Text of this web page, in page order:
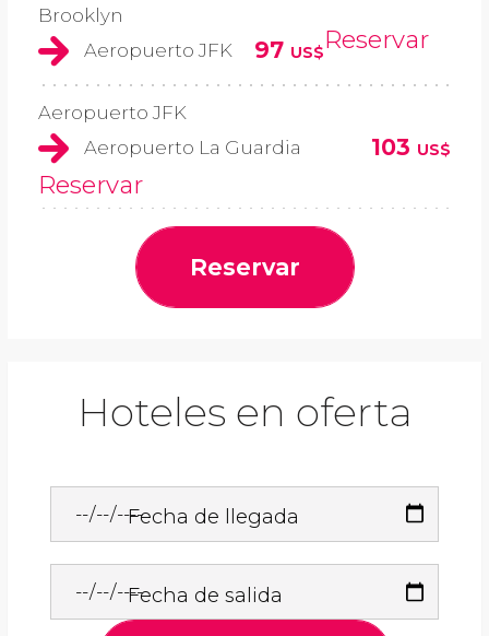
Brooklyn
Aeropuerto JFK
97 US$Reservar
Aeropuerto JFK
Aeropuerto La Guardia
103 US$
Reservar
Reservar
Hoteles en oferta
Fecha de llegada
Fecha de salida